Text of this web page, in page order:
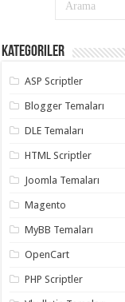
taşımacılık,
gaziantep
taşıma,
evden
taşımacılık,
gaziantep
organizasyon
gaziantep
organizasyon,
gaziantep
organizasyon
gaziantep
gaziantep
gaziantep
gaziantep
Kategoriler
ASP Scriptler
Blogger Temaları
DLE Temaları
HTML Scriptler
Joomla Temaları
Magento
MyBB Temaları
OpenCart
PHP Scriptler